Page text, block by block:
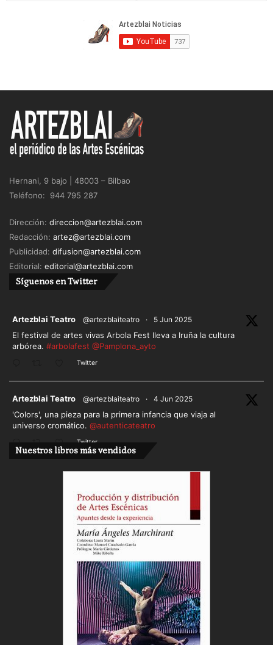
Hernani, 9 bajo | 48003 – Bilbao
Teléfono: 944 795 287
Dirección: direccion@artezblai.com
Redacción: artez@artezblai.com
Publicidad: difusion@artezblai.com
Editorial: editorial@artezblai.com
Síguenos en Twitter
Artezblai Teatro @artezblaiteatro · 5 Jun 2025
El festival de artes vivas Arbola Fest lleva a Iruña la cultura
arbórea. #arbolafest @Pamplona_ayto
Twitter
Artezblai Teatro @artezblaiteatro · 4 Jun 2025
'Colors', una pieza para la primera infancia que viaja al
universo cromático. @autenticateatro
Twitter
Cargar más
Nuestros libros más vendidos